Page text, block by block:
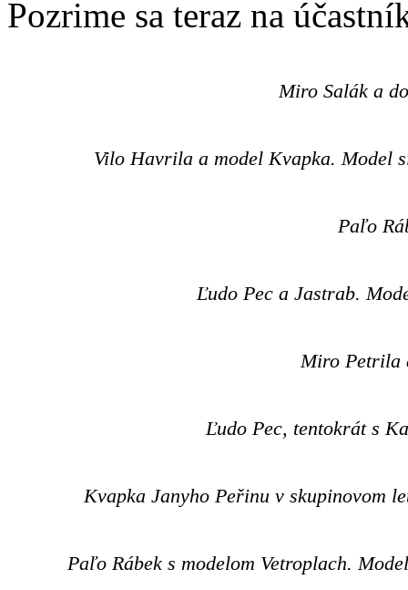
Pozrime sa teraz na
Miro Salák a
Vilo Havrila a model Kvapka. Model
Paľo
Ľudo Pec a Jastrab.
Miro Petrila
Ľudo Pec, tentokrát s
Kvapka Janyho Peřinu v skupinovom
Paľo Rábek s modelom Vetroplach.